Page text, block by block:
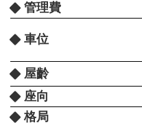
管理費
車位
屋齡
座向
格局